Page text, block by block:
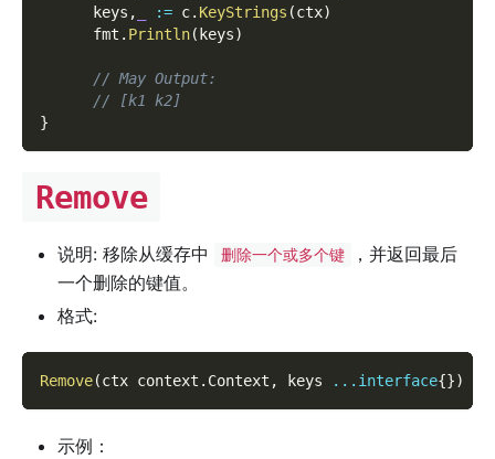
      keys
, := c. KeyStrings (ctx)
      fmt
. Println( keys)
// May Output:
// [k1 k2]
}
Remove
说明: 移除从缓存中 删除一个或多个键
，并返回最后
一个删除的键值。
格式:
Remove(ctx context . Context , keys ... interface{})
示例：